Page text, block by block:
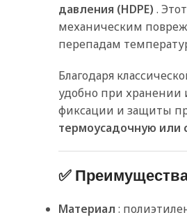
давления (HDPE) .
механическим
перепадам
Благодаря
удобно при хранении
фиксации и защиты
термоусадочную или
✅
Материал :